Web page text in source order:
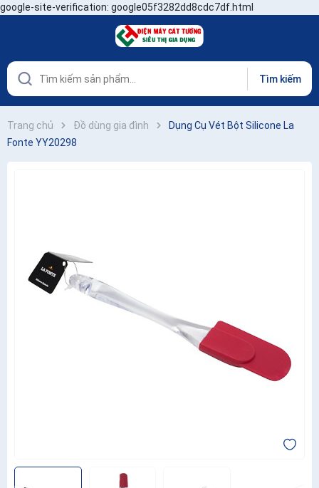
google-site-verification: google05f3282dd8cdc7df.html
Tìm kiếm
Trang chủ Đồ dùng gia đình
Dụng Cụ Vét Bột Silicone La
Fonte YY20298